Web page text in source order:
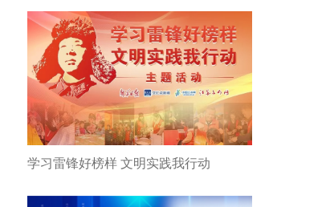
学习雷锋好榜样 文明实践我行动